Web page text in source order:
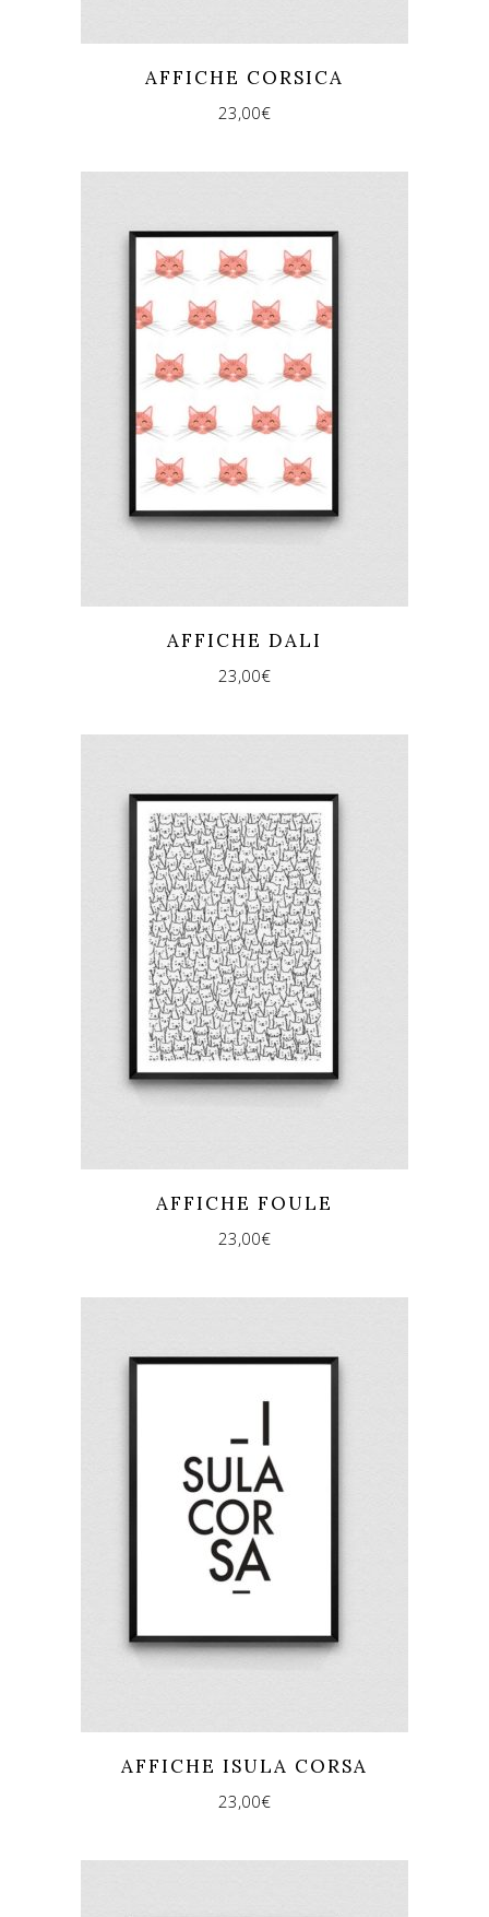
AFFICHE CORSICA
23,00€
AFFICHE DALI
23,00€
AFFICHE FOULE
23,00€
AFFICHE ISULA CORSA
23,00€